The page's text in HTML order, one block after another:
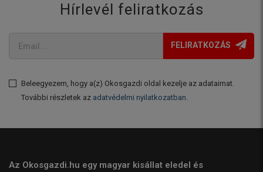
Hírlevél feliratkozás
FELIRATKOZÁS
Beleegyezem, hogy a(z) Okosgazdi oldal kezelje az adataimat.
További részletek az adatvédelmi nyilatkozatban.
Az Okosgazdi.hu egy magyar kisállat eledel és